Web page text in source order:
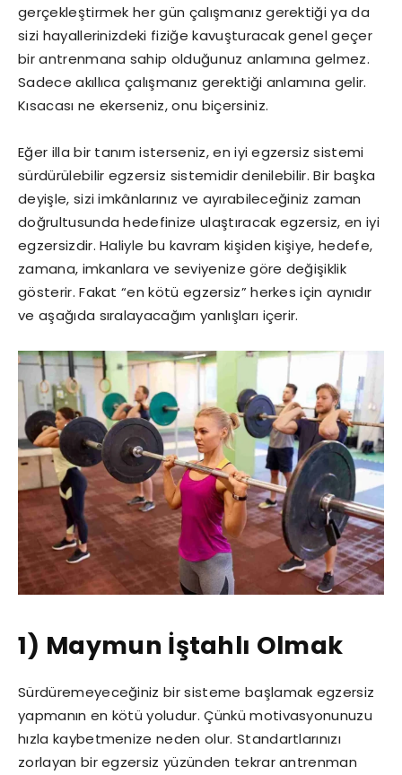
gerçekleştirmek her gün çalışmanız gerektiği ya da
sizi hayallerinizdeki fiziğe kavuşturacak genel geçer
bir antrenmana sahip olduğunuz anlamına gelmez.
Sadece akıllıca çalışmanız gerektiği anlamına gelir.
Kısacası ne ekerseniz, onu biçersiniz.
Eğer illa bir tanım isterseniz, en iyi egzersiz sistemi
sürdürülebilir egzersiz sistemidir denilebilir. Bir başka
deyişle, sizi imkânlarınız ve ayırabileceğiniz zaman
doğrultusunda hedefinize ulaştıracak egzersiz, en iyi
egzersizdir. Haliyle bu kavram kişiden kişiye, hedefe,
zamana, imkanlara ve seviyenize göre değişiklik
gösterir. Fakat “en kötü egzersiz” herkes için aynıdır
ve aşağıda sıralayacağım yanlışları içerir.
1) Maymun İştahlı Olmak
Sürdüremeyeceğiniz bir sisteme başlamak egzersiz
yapmanın en kötü yoludur. Çünkü motivasyonunuzu
hızla kaybetmenize neden olur. Standartlarınızı
zorlayan bir egzersiz yüzünden tekrar antrenman